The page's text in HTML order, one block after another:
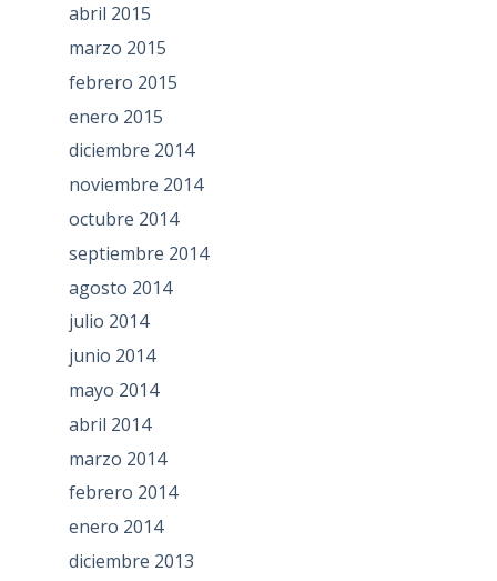
abril 2015
marzo 2015
febrero 2015
enero 2015
diciembre 2014
noviembre 2014
octubre 2014
septiembre 2014
agosto 2014
julio 2014
junio 2014
mayo 2014
abril 2014
marzo 2014
febrero 2014
enero 2014
diciembre 2013